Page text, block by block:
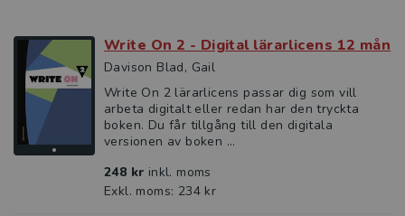
Write On 2 - Digital lärarlicens 12 mån
Davison Blad, Gail
Write On 2 lärarlicens passar dig som vill
arbeta digitalt eller redan har den tryckta
boken. Du får tillgång till den digitala
versionen av boken ...
248 kr inkl. moms
Exkl. moms: 234 kr